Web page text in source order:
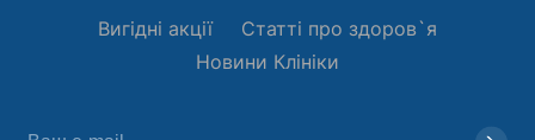
Вигідні акції
Статті про здоров`я
Новини Клініки